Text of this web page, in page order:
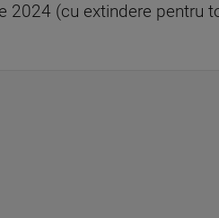
(cu extindere pentru